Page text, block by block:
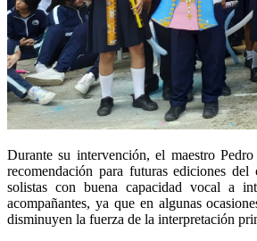
Durante su intervención, el maestro
recomendación para futuras ediciones
solistas con buena capacidad vocal a
acompañantes, ya que en algunas
disminuyen la fuerza de la interpretación